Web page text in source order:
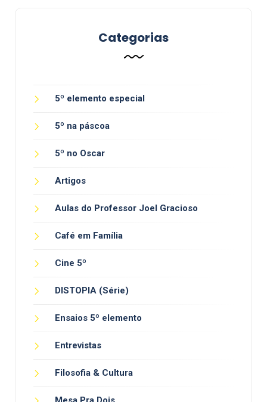
Categorias
5º elemento especial
5º na páscoa
5º no Oscar
Artigos
Aulas do Professor Joel Gracioso
Café em Família
Cine 5º
DISTOPIA (Série)
Ensaios 5º elemento
Entrevistas
Filosofia & Cultura